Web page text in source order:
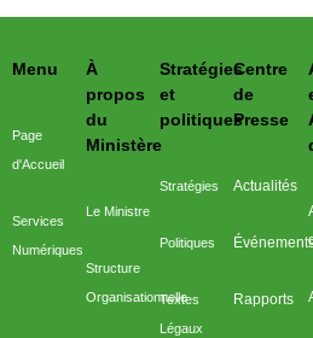
Centre
de
Presse
Actualités
Rapports
Stratégies
et
politiques
Stratégies
Politiques
Textes
Légaux
À
propos
du
Ministère
Le Ministre
Structure
Organisationnelle
Menu
Page
d'Accueil
Services
Numériques